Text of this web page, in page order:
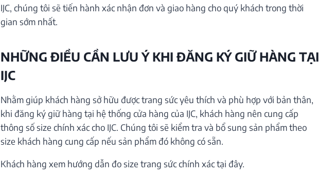
IJC, chúng tôi sẽ tiến hành xác nhận đơn và giao hàng cho quý khách trong thời
gian sớm nhất.
NHỮNG ĐIỀU CẦN LƯU Ý KHI ĐĂNG KÝ GIỮ HÀNG TẠI
IJC
Nhằm giúp khách hàng sở hữu được trang sức yêu thích và phù hợp với bản thân,
khi đăng ký giữ hàng tại hệ thống cửa hàng của IJC, khách hàng nên cung cấp
thông số size chính xác cho IJC. Chúng tôi sẽ kiểm tra và bổ sung sản phẩm theo
size khách hàng cung cấp nếu sản phẩm đó không có sẵn.
Khách hàng xem hướng dẫn đo size trang sức chính xác tại đây.